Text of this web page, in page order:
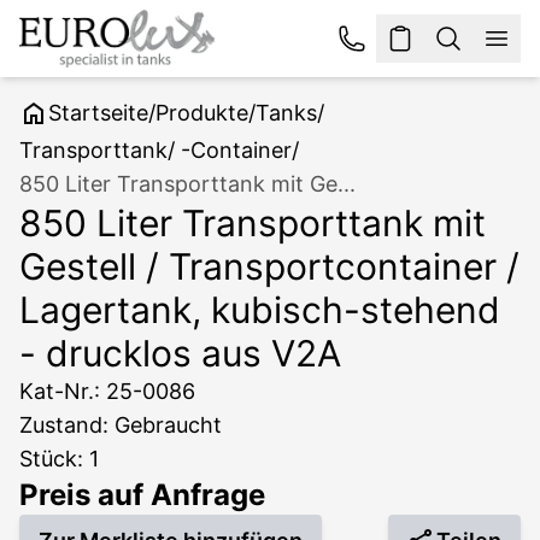
Startseite/Produkte/Tanks/
Transporttank/ -Container/
850 Liter Transporttank mit Ge...
850 Liter Transporttank mit
Gestell / Transportcontainer /
Lagertank, kubisch-stehend
- drucklos aus V2A
Kat-Nr.: 25-0086
Zustand: Gebraucht
Stück: 1
Preis auf Anfrage